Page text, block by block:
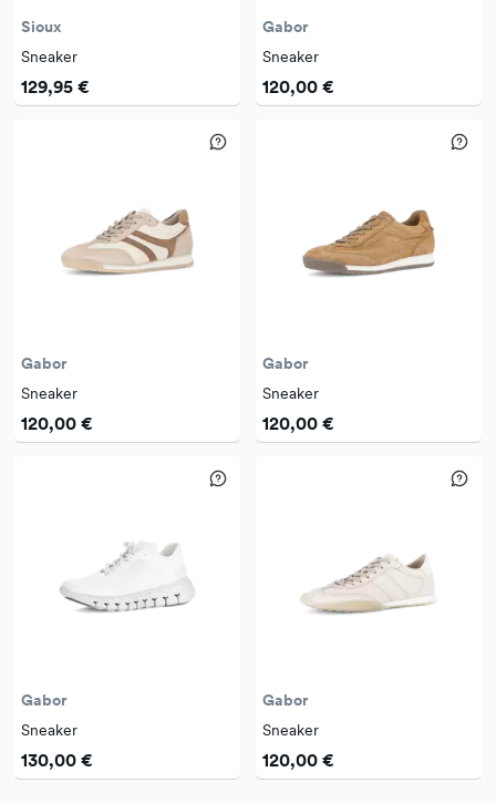
Sioux
Sneaker
129,95 €
Gabor
Sneaker
120,00 €
Gabor
Sneaker
120,00 €
Gabor
Sneaker
120,00 €
Gabor
Sneaker
130,00 €
Gabor
Sneaker
120,00 €